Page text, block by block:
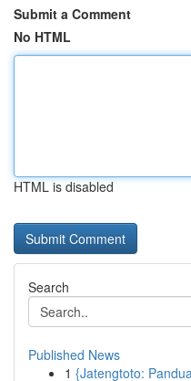
Submit a Comment
No HTML
HTML is disabled
Search
Published News
1 {Jatengtoto: